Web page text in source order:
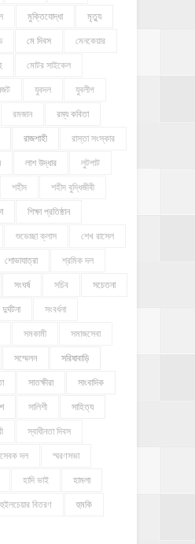
মুক্তিযোদ্ধা মৃত্যু
মে দিবস মেনকেয়ার
মোটর সাইকেল
যুবদল যুবলীগ
রমজান রম্য কবিতা
রাজশাহী রাস্তা সংস্কার
লাশ উদ্ধার লুটপাট
শহীদ শহীদ বুদ্ধিজীবী
শিক্ষা প্রতিষ্ঠান
শুভেচ্ছা ক্লাস শেখ রাসেল
শোভাযাত্রা শ্রমিক দল
সংঘর্ষ সচিব সচেতনা
সংবর্ধনা
সমকামী সমাজসেবা
সম্মেলন সরিষাবাড়ি
সাতক্ষীরা সাংবাদিক
সালিশী সাহিত্য
স্বাধীনতা দিবস
দল স্মরণসভা
হাদি ভাই হামলা
হুইলচেয়ার বিতরণ হুমকি